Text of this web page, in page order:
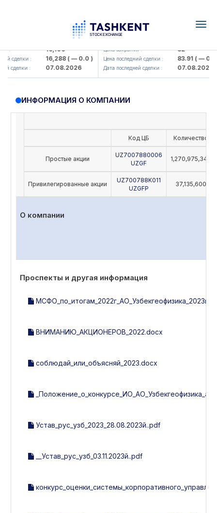
: 16,100
сделки : 16,288( — 0.0 )
сделки : 07.08.2026
KFSK (<Kafolat sug'urta
Цена закрытия : 82
Цена последний сделки : 83.91( — 0.0 )
Дата последней сделки : 07.08.2026
ИНФОРМАЦИЯ О КОМПАНИИ
Код ЦБ Количество
Простые акции
UZ7007880006
UZGF
1,270,975,342
Привилегированные акции
UZ700788K011
UZGFP
37,135,600
О компании
Проспекты и другая информация
ВНИМАНИЮ_АКЦИОНЕРОВ_2022.docx
соблюдай_или_объясняй_2023.docx
Устав_рус_узб_2023_28.08.2023й..pdf
__Устав_рус_узб_03.11.2023й..pdf